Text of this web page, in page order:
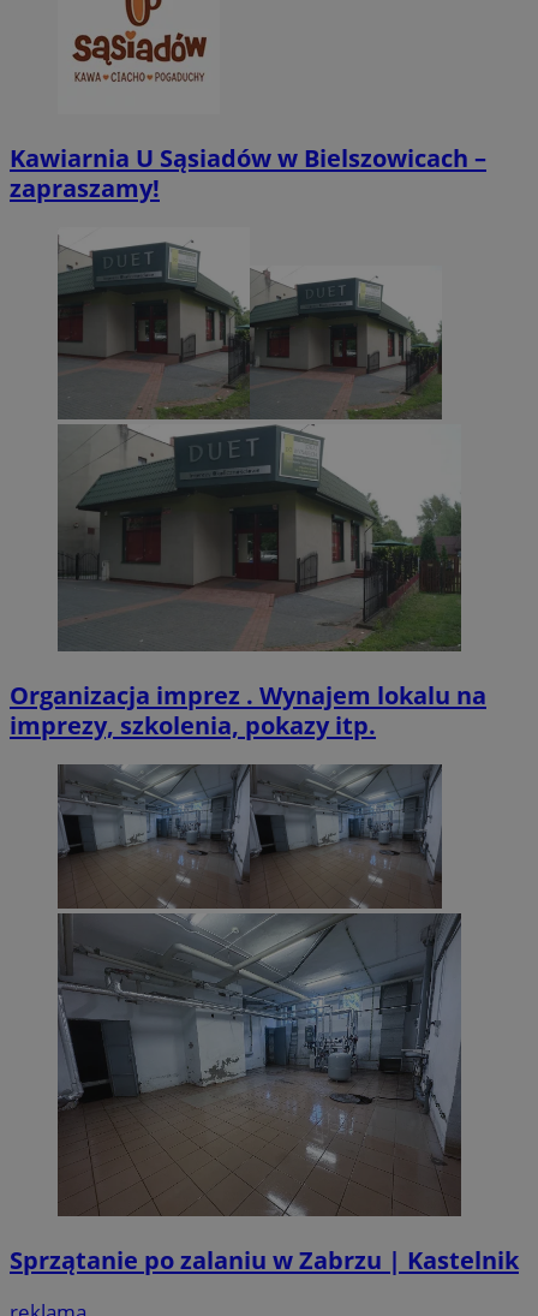
Kawiarnia U Sąsiadów w Bielszowicach –
zapraszamy!
Organizacja imprez . Wynajem lokalu na
imprezy, szkolenia, pokazy itp.
Sprzątanie po zalaniu w Zabrzu | Kastelnik